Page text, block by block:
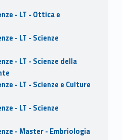
- LT - Ottica e
- LT - Scienze
- LT - Scienze della
- LT - Scienze e Culture
- LT - Scienze
- Master - Embriologia